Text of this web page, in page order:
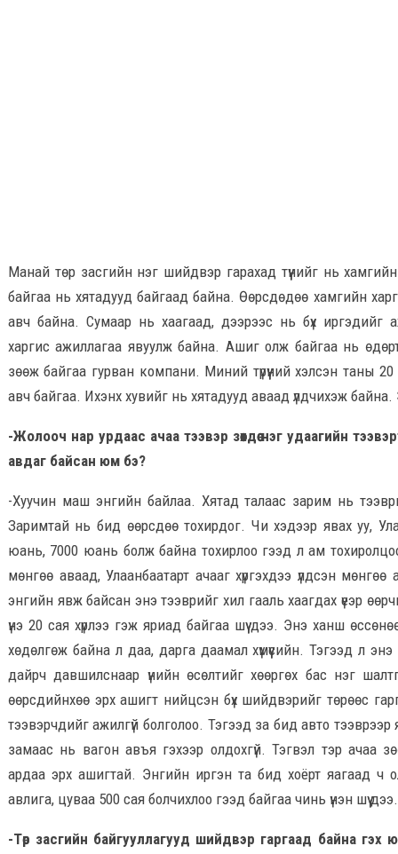
Манай төр засгийн нэг шийдвэр гарахад түүнийг нь
байгаа нь хятадууд байгаад байна. Өөрсдөдөө хамгийн
авч байна. Сумаар нь хаагаад, дээрээс нь бүх иргэдийг
харгис ажиллагаа явуулж байна. Ашиг олж байгаа нь
зөөж байгаа гурван компани. Миний түрүүний хэлсэн таны
авч байгаа. Ихэнх хувийг нь хятадууд аваад үлдчихэж
-Жолооч нар урдаас ачаа тээвэр зөөхдөө нэг удаагийн тээвэрт
авдаг байсан юм бэ?
-Хуучин маш энгийн байлаа. Хятад талаас зарим нь
Заримтай нь бид өөрсдөө тохирдог. Чи хэдээр явах уу,
юань, 7000 юань болж байна тохирлоо гээд л ам
мөнгөө аваад, Улаанбаатарт ачааг хүргэхдээ үлдсэн
энгийн явж байсан энэ тээврийг хил гааль хаагдах үеэр
үнэ 20 сая хүрлээ гэж яриад байгаа шүү дээ. Энэ ханш
хөдөлгөж байна л даа, дарга даамал хүмүүсийн. Тэгээд л
дайрч давшилснаар үнийн өсөлтийг хөөргөх бас нэг
өөрсдийнхөө эрх ашигт нийцсэн бүх шийдвэрийг төрөөс
тээвэрчдийг ажилгүй болголоо. Тэгээд за бид авто тээврээр
замаас нь вагон авъя гэхээр олдохгүй. Тэгвэл тэр ачаа
ардаа эрх ашигтай. Энгийн иргэн та бид хоёрт яагаад ч
авлига, цуваа 500 сая болчихлоо гээд байгаа чинь үнэн шүү дээ.
-Төр засгийн байгууллагууд шийдвэр гаргаад байна гэх